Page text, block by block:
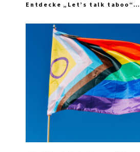
Entdecke „Let’s talk taboo“…